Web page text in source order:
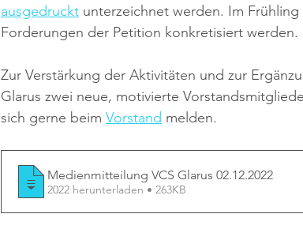
ausgedruckt unterzeichnet werden. Im
Forderungen der Petition konkretisiert werden.
Zur Verstärkung der Aktivitäten und zur
Glarus zwei neue, motivierte
sich gerne beim Vorstand melden.
Medienmitteilung VCS Glarus 02.12.2022
2022 herunterladen • 263KB